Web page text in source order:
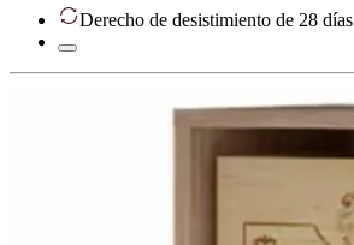
Derecho de desistimiento de 28 días